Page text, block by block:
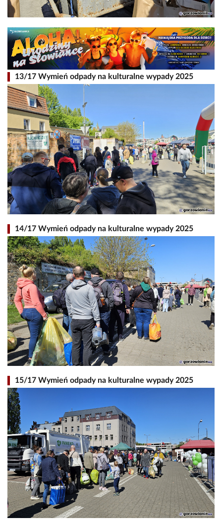
13/17 Wymień odpady na kulturalne wypady 2025
14/17 Wymień odpady na kulturalne wypady 2025
15/17 Wymień odpady na kulturalne wypady 2025